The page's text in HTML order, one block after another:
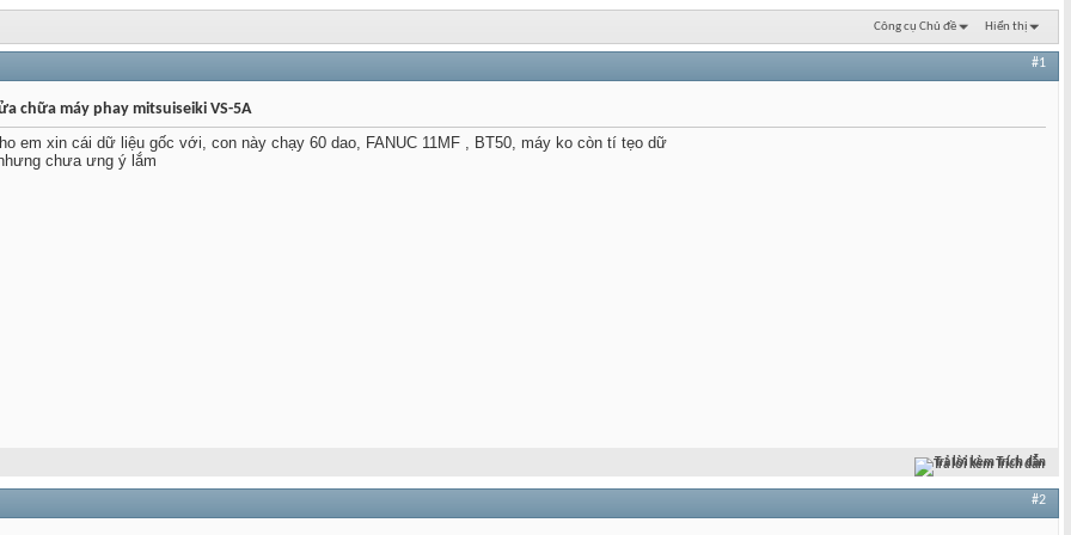
Công cụ Chủ đề Hiển thị
#1
chữa máy phay mitsuiseiki VS-5A
em xin cái dữ liệu gốc với, con này chạy 60 dao, FANUC 11MF , BT50, máy ko còn tí tẹo dữ
chưa ưng ý lắm
Trả lời kèm Trích dẫn
#2